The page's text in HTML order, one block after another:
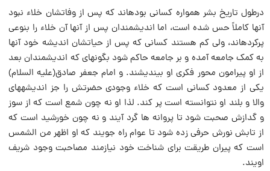
درطول تاریخ بشر همواره کسانى بودهاند که پس از وفاتشان خلاء نبود
آنها کاملاً حس شده است، اما اندیشمندان پس از آنها آن خلاء را بنوعى
پرکردهاند، ولى کم هستند کسانى که پس از حیاتشان اندیشه خود آنها
به کمک جامعه آمده و بر جامعه حاکم شود بگونهاى که اندیشمندان بعد
از او پیرامون محور فکرى او بیندیشند. و امام جعفر صادق(علیه السلام)
یکى از معدود کسانى است که خلاء وجودى حضرتش را جز اندیشههاى
والا و بلند او نتوانسته است پر کند. لذا او نه چون شمع است که از سوز
و گدازش صحبت شود تا پروانه ها گرد آیند و نه چون خورشید است که
از تابش نورش حرفى زده شود تا عوام راه جویند که او اظهر من الشمس
است که پیران طریقت براى شناخت خود نیازمند مصاحبت وجود شریف
اویند.